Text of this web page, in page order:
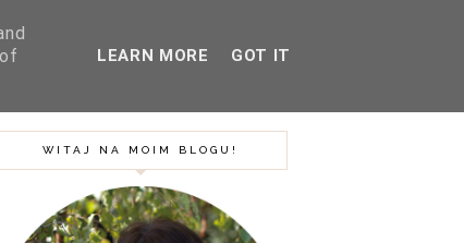
BLOG PODRÓŻE
WITAJ NA MOIM BLOGU!
LEARN MORE GOT IT